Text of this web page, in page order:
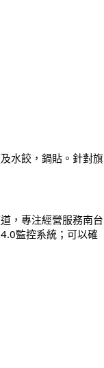
水餃，鍋貼。針對旗
，專注經營服務南台
監控系統；可以確